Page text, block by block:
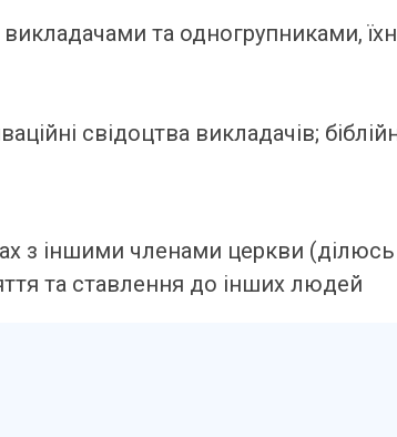
та одногрупниками,
свідоцтва викладачів;
з іншими членами церкви
та ставлення до інших людей